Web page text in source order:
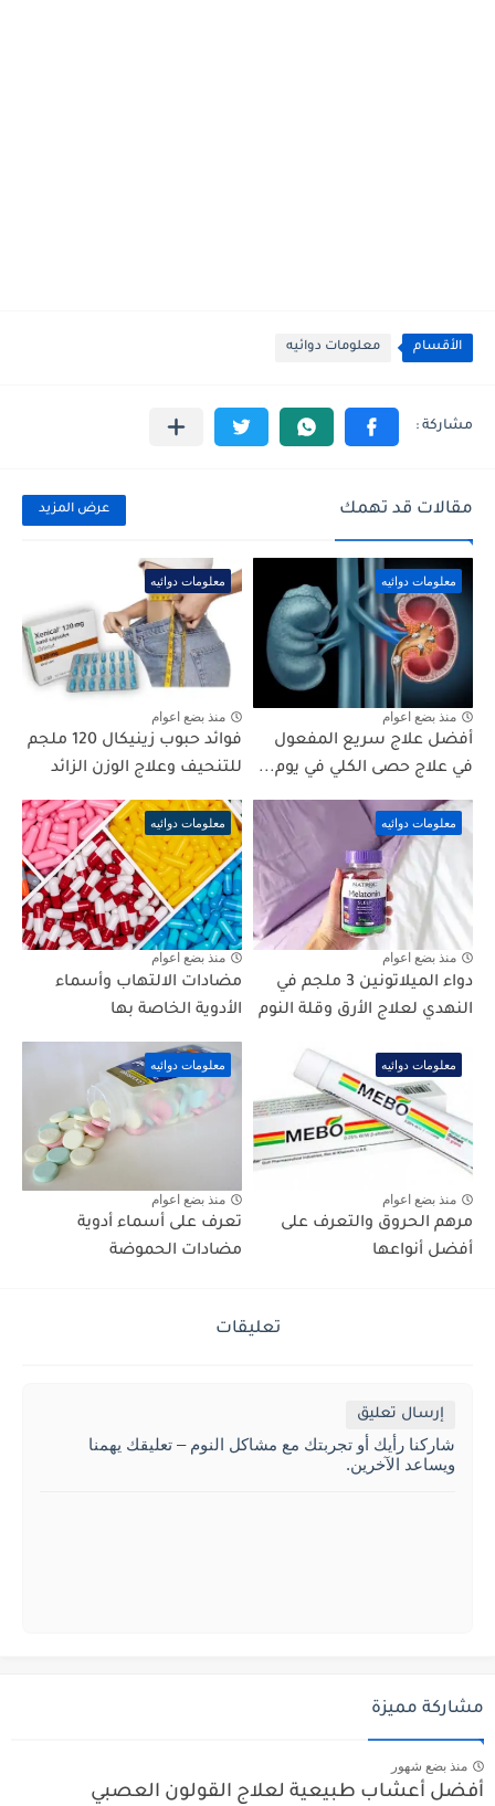
الأقسام معلومات دوائيه
مقالات قد تهمك عرض المزيد
معلومات دوائيه
منذ بضع اعوام
أفضل علاج سريع المفعول
في علاج حصى الكلي في يوم...
معلومات دوائيه
منذ بضع اعوام
فوائد حبوب زينيكال 120 ملجم
للتنحيف وعلاج الوزن الزائد
معلومات دوائيه
منذ بضع اعوام
دواء الميلاتونين 3 ملجم في
النهدي لعلاج الأرق وقلة النوم
معلومات دوائيه
منذ بضع اعوام
مضادات الالتهاب وأسماء
الأدوية الخاصة بها
معلومات دوائيه
منذ بضع اعوام
مرهم الحروق والتعرف على
أفضل أنواعها
معلومات دوائيه
منذ بضع اعوام
تعرف على أسماء أدوية
مضادات الحموضة
تعليقات
إرسال تعليق
شاركنا رأيك أو تجربتك مع مشاكل النوم – تعليقك يهمنا
ويساعد الآخرين.
مشاركة مميزة
منذ بضع شهور
أفضل أعشاب طبيعية لعلاج القولون العصبي